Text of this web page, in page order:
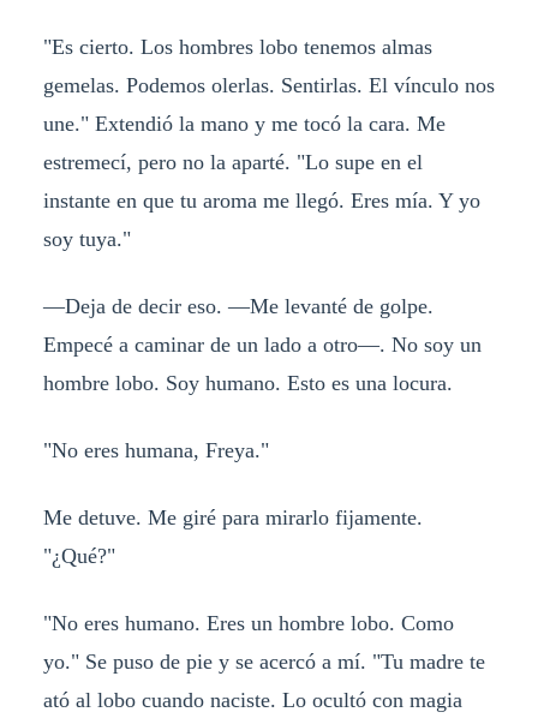
"Es cierto. Los hombres lobo tenemos almas
gemelas. Podemos olerlas. Sentirlas. El vínculo nos
une." Extendió la mano y me tocó la cara. Me
estremecí, pero no la aparté. "Lo supe en el
instante en que tu aroma me llegó. Eres mía. Y yo
soy tuya."
—Deja de decir eso. —Me levanté de golpe.
Empecé a caminar de un lado a otro—. No soy un
hombre lobo. Soy humano. Esto es una locura.
"No eres humana, Freya."
Me detuve. Me giré para mirarlo fijamente.
"¿Qué?"
"No eres humano. Eres un hombre lobo. Como
yo." Se puso de pie y se acercó a mí. "Tu madre te
ató al lobo cuando naciste. Lo ocultó con magia